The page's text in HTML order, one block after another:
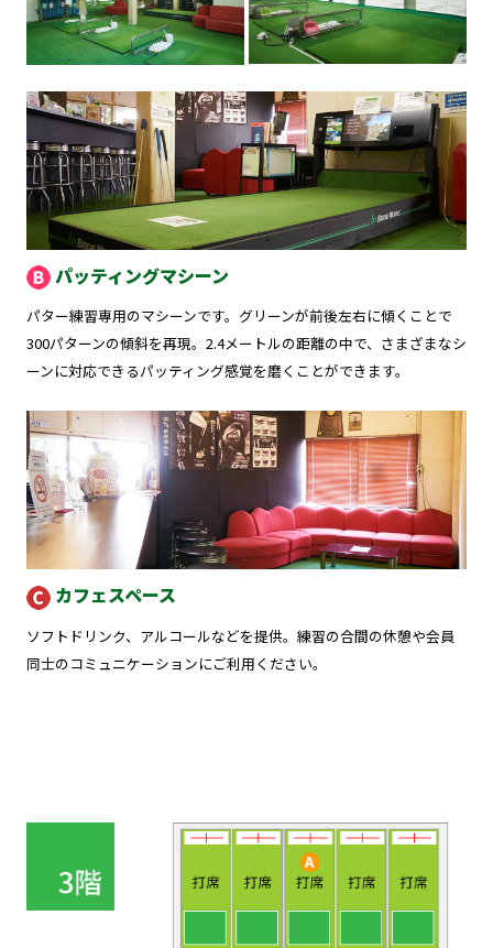
パッティングマシーン
パター練習専用のマシーンです。グリーンが前後左右に傾くことで
300パターンの傾斜を再現。2.4メートルの距離の中で、さまざまなシ
ーンに対応できるパッティング感覚を磨くことができます。
カフェスペース
ソフトドリンク、アルコールなどを提供。練習の合間の休憩や会員
同士のコミュニケーションにご利用ください。